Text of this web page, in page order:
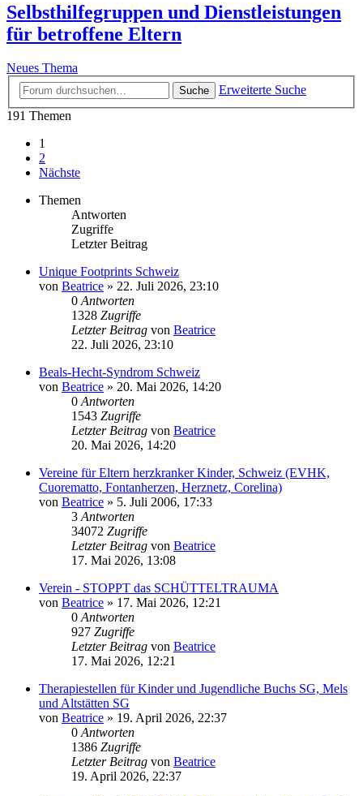
Selbsthilfegruppen und Dienstleistungen
für betroffene Eltern
Neues Thema
Suche
Erweiterte Suche
191 Themen
1
2
Nächste
Themen
Antworten
Zugriffe
Letzter Beitrag
Unique Footprints Schweiz
von Beatrice » 22. Juli 2026, 23:10
0 Antworten
1328 Zugriffe
Letzter Beitrag von Beatrice
22. Juli 2026, 23:10
Beals-Hecht-Syndrom Schweiz
von Beatrice » 20. Mai 2026, 14:20
0 Antworten
1543 Zugriffe
Letzter Beitrag von Beatrice
20. Mai 2026, 14:20
Vereine für Eltern herzkranker Kinder, Schweiz (EVHK,
Cuorematto, Fontanherzen, Herznetz, Corelina)
von Beatrice » 5. Juli 2006, 17:33
3 Antworten
34072 Zugriffe
Letzter Beitrag von Beatrice
17. Mai 2026, 13:08
Verein - STOPPT das SCHÜTTELTRAUMA
von Beatrice » 17. Mai 2026, 12:21
0 Antworten
927 Zugriffe
Letzter Beitrag von Beatrice
17. Mai 2026, 12:21
Therapiestellen für Kinder und Jugendliche Buchs SG, Mels
und Altstätten SG
von Beatrice » 19. April 2026, 22:37
0 Antworten
1386 Zugriffe
Letzter Beitrag von Beatrice
19. April 2026, 22:37